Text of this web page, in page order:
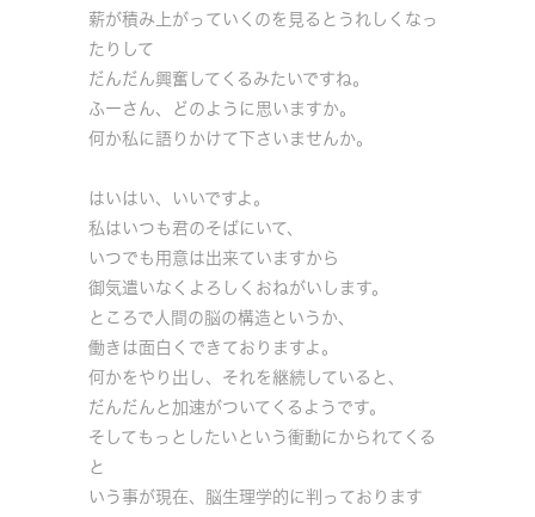
薪が積み上がっていくのを見るとうれしくなっ
たりして
だんだん興奮してくるみたいですね。
ふーさん、どのように思いますか。
何か私に語りかけて下さいませんか。
はいはい、いいですよ。
私はいつも君のそばにいて、
いつでも用意は出来ていますから
御気遣いなくよろしくおねがいします。
ところで人間の脳の構造というか、
働きは面白くできておりますよ。
何かをやり出し、それを継続していると、
だんだんと加速がついてくるようです。
そしてもっとしたいという衝動にかられてくる
と
いう事が現在、脳生理学的に判っております